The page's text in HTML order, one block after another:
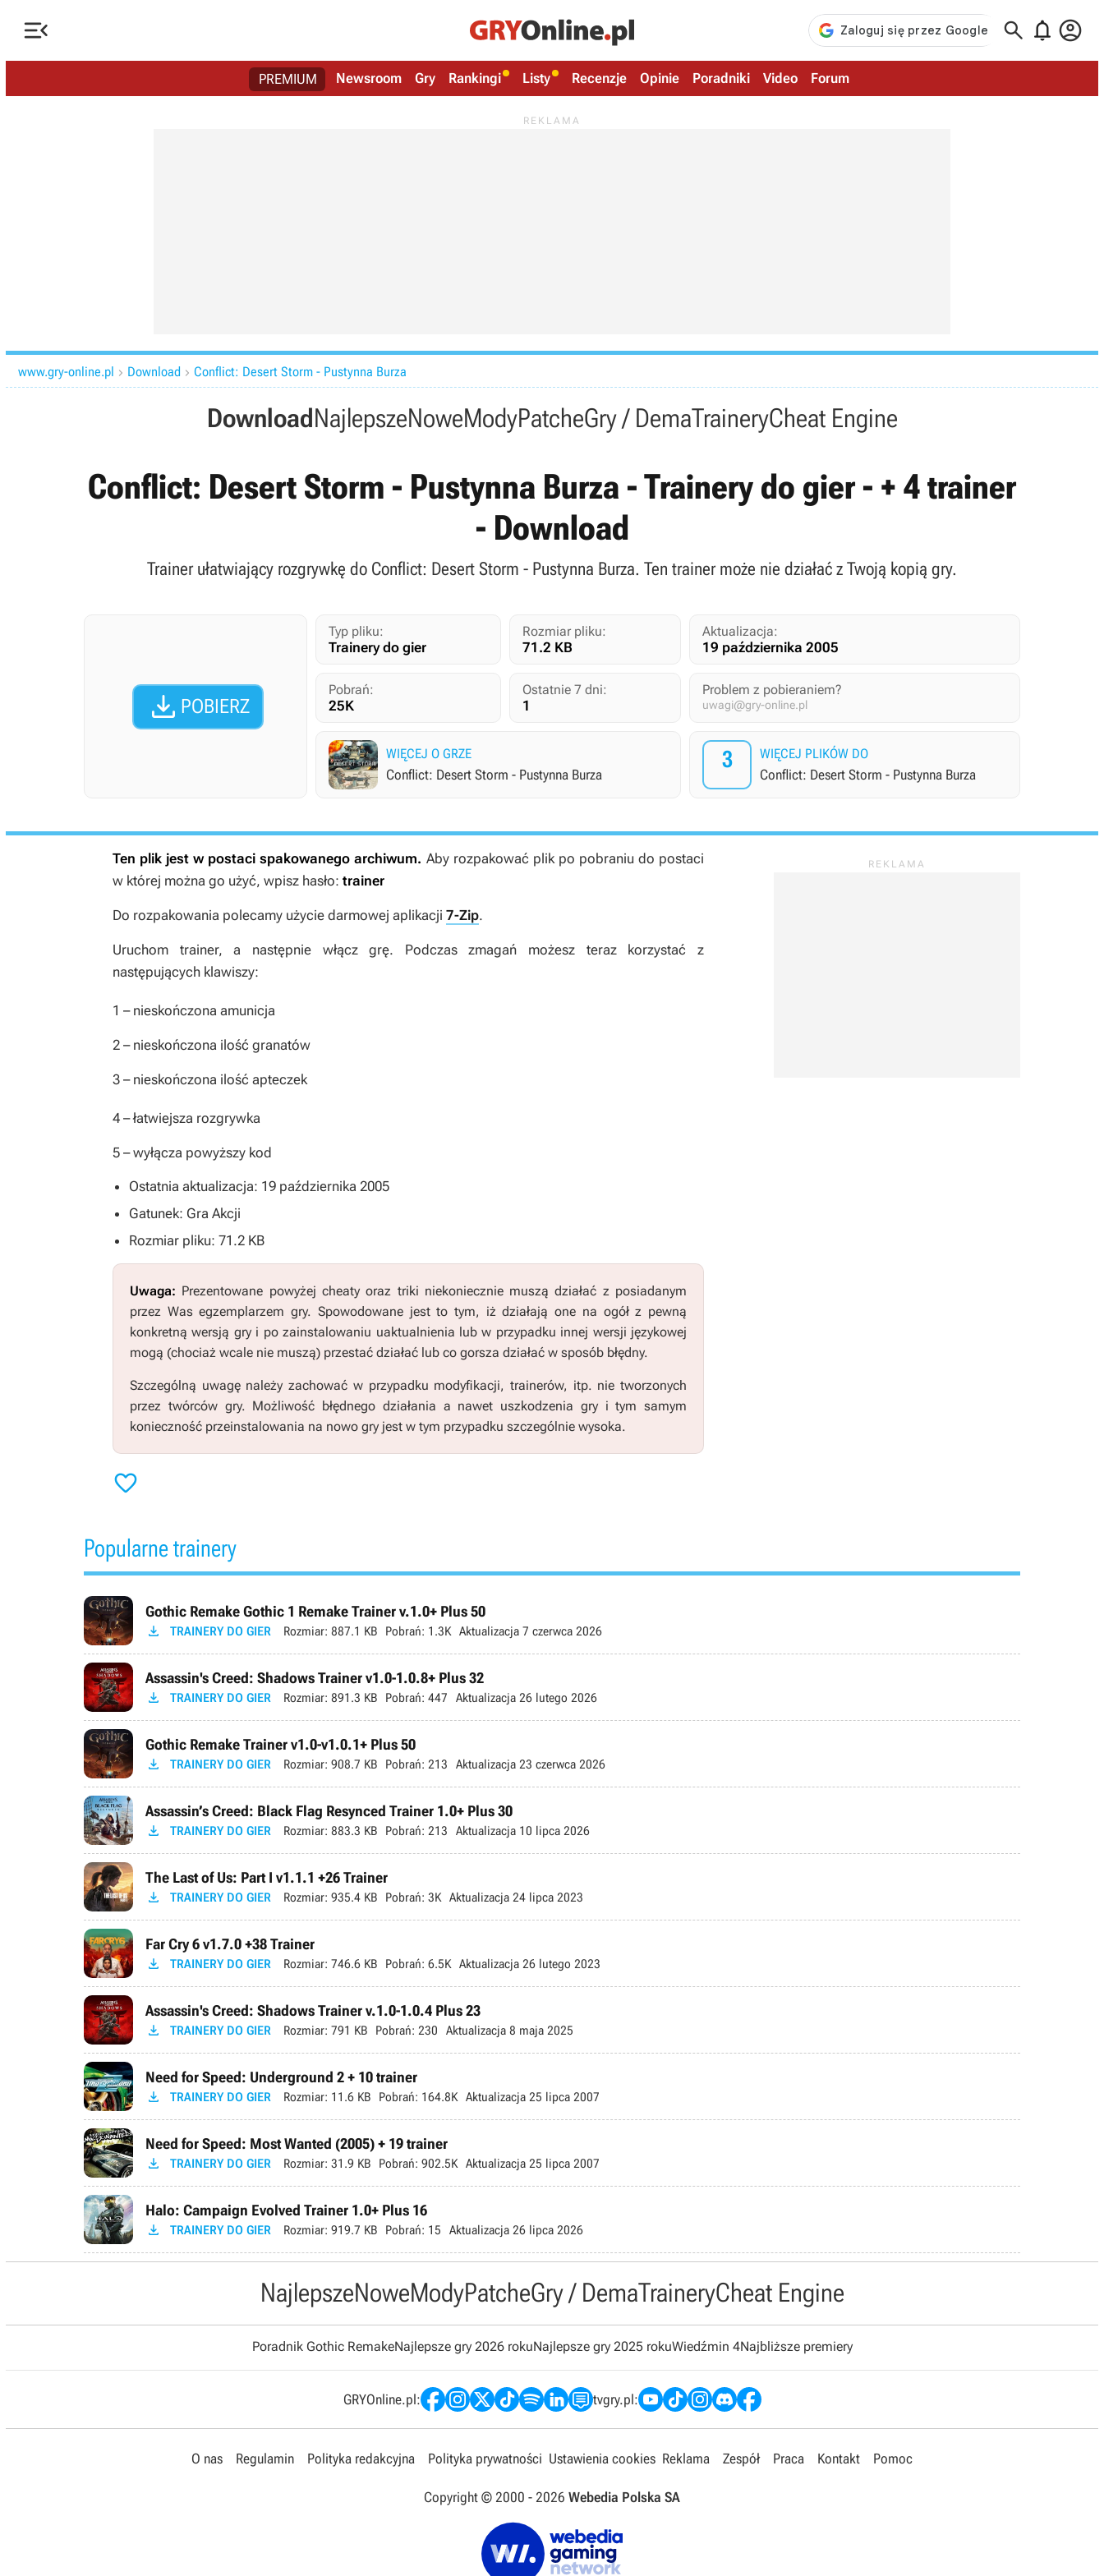
   
PREMIUM Newsroom Gry Rankingi Listy Recenzje Opinie Poradniki Video Forum
www.gry-online.pl  Download  Conflict: Desert Storm - Pustynna Burza
DownloadNajlepszeNoweModyPatcheGry / DemaTraineryCheat Engine
Conflict: Desert Storm - Pustynna Burza - Trainery do gier - + 4 trainer
- Download
Trainer ułatwiający rozgrywkę do Conflict: Desert Storm - Pustynna Burza. Ten trainer może nie działać z Twoją kopią gry.
 POBIERZ
Typ pliku:
Trainery do gier
Rozmiar pliku:
71.2 KB
Aktualizacja:
19 października 2005
Pobrań:
25K
Ostatnie 7 dni:
1
Problem z pobieraniem?
uwagi@gry-online.pl
WIĘCEJ O GRZE
Conflict: Desert Storm - Pustynna Burza
3 WIĘCEJ PLIKÓW DO
Conflict: Desert Storm - Pustynna Burza
Ten plik jest w postaci spakowanego archiwum. Aby rozpakować plik po pobraniu do postaci
w której można go użyć, wpisz hasło: trainer
Do rozpakowania polecamy użycie darmowej aplikacji 7-Zip.
Uruchom trainer, a następnie włącz grę. Podczas zmagań możesz teraz korzystać z
następujących klawiszy:
1 – nieskończona amunicja
2 – nieskończona ilość granatów
3 – nieskończona ilość apteczek
4 – łatwiejsza rozgrywka
5 – wyłącza powyższy kod
Ostatnia aktualizacja: 19 października 2005
Gatunek: Gra Akcji
Rozmiar pliku: 71.2 KB
Uwaga: Prezentowane powyżej cheaty oraz triki niekoniecznie muszą działać z posiadanym
przez Was egzemplarzem gry. Spowodowane jest to tym, iż działają one na ogół z pewną
konkretną wersją gry i po zainstalowaniu uaktualnienia lub w przypadku innej wersji językowej
mogą (chociaż wcale nie muszą) przestać działać lub co gorsza działać w sposób błędny.
Szczególną uwagę należy zachować w przypadku modyfikacji, trainerów, itp. nie tworzonych
przez twórców gry. Możliwość błędnego działania a nawet uszkodzenia gry i tym samym
konieczność przeinstalowania na nowo gry jest w tym przypadku szczególnie wysoka.

Popularne trainery
Gothic Remake Gothic 1 Remake Trainer v.1.0+ Plus 50
 TRAINERY DO GIER Rozmiar: 887.1 KB Pobrań: 1.3K Aktualizacja 7 czerwca 2026
Assassin's Creed: Shadows Trainer v1.0-1.0.8+ Plus 32
 TRAINERY DO GIER Rozmiar: 891.3 KB Pobrań: 447 Aktualizacja 26 lutego 2026
Gothic Remake Trainer v1.0-v1.0.1+ Plus 50
 TRAINERY DO GIER Rozmiar: 908.7 KB Pobrań: 213 Aktualizacja 23 czerwca 2026
Assassin’s Creed: Black Flag Resynced Trainer 1.0+ Plus 30
 TRAINERY DO GIER Rozmiar: 883.3 KB Pobrań: 213 Aktualizacja 10 lipca 2026
The Last of Us: Part I v1.1.1 +26 Trainer
 TRAINERY DO GIER Rozmiar: 935.4 KB Pobrań: 3K Aktualizacja 24 lipca 2023
Far Cry 6 v1.7.0 +38 Trainer
 TRAINERY DO GIER Rozmiar: 746.6 KB Pobrań: 6.5K Aktualizacja 26 lutego 2023
Assassin's Creed: Shadows Trainer v.1.0-1.0.4 Plus 23
 TRAINERY DO GIER Rozmiar: 791 KB Pobrań: 230 Aktualizacja 8 maja 2025
Need for Speed: Underground 2 + 10 trainer
 TRAINERY DO GIER Rozmiar: 11.6 KB Pobrań: 164.8K Aktualizacja 25 lipca 2007
Need for Speed: Most Wanted (2005) + 19 trainer
 TRAINERY DO GIER Rozmiar: 31.9 KB Pobrań: 902.5K Aktualizacja 25 lipca 2007
Halo: Campaign Evolved Trainer 1.0+ Plus 16
 TRAINERY DO GIER Rozmiar: 919.7 KB Pobrań: 15 Aktualizacja 26 lipca 2026
NajlepszeNoweModyPatcheGry / DemaTraineryCheat Engine
Poradnik Gothic RemakeNajlepsze gry 2026 rokuNajlepsze gry 2025 rokuWiedźmin 4Najbliższe premiery
GRYOnline.pl: tvgry.pl:
O nas Regulamin Polityka redakcyjna Polityka prywatności Ustawienia cookies Reklama Zespół Praca Kontakt Pomoc
Copyright © 2000 - 2026 Webedia Polska SA